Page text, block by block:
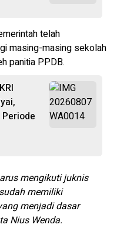
telah
masing-masing sekolah
panitia PPDB.
mengikuti juknis
memiliki
menjadi dasar
Nius Wenda.